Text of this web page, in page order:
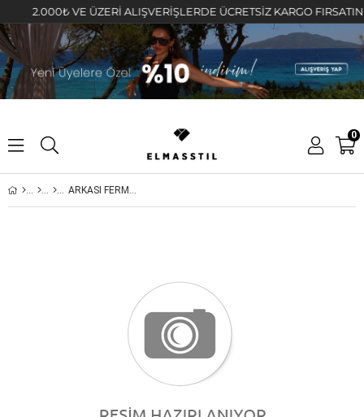
2.000₺ VE ÜZERİ ALIŞVERİŞLERDE ÜCRETSİZ KARGO FIRSATINI
0
ARKASI FERMUARLI KORSELİ SKINNY JEAN